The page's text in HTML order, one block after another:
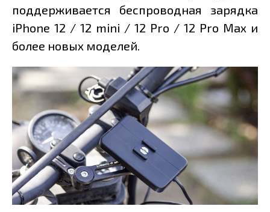
поддерживается беспроводная зарядка
iPhone 12 / 12 mini / 12 Pro / 12 Pro Max и
более новых моделей.